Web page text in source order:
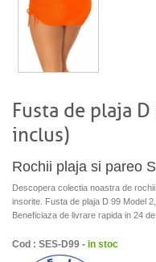
Fusta de plaja
inclus)
Rochii plaja si pareo
Descopera colectia noastra de
insorite. Fusta de plaja D 99 Model
Beneficiaza de livrare rapida in 24
Cod : SES-D99 - in stoc